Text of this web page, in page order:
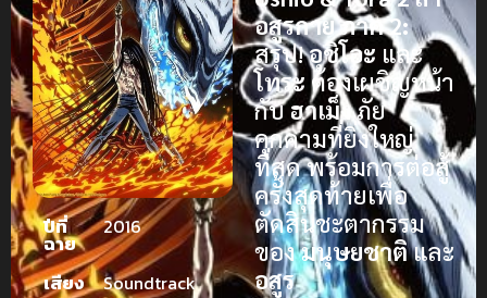
ปีที่
ฉาย
2016
เสียง
Soundtrack
อสูรกาย ภาค 2:
สรุป!อุชิโอะ และ
โทระ ต้องเผชิญหน้า
กับฮาเม็งภัย
คุกคามที่ยิ่งใหญ่
ที่สุด พร้อมการต่อสู้
ครั้งสุดท้ายเพื่อ
ตัดสินชะตากรรม
ของมนุษยชาติและ
อสูร